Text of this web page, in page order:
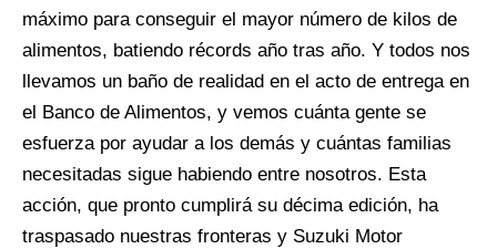
máximo para conseguir el mayor número de kilos de
alimentos, batiendo récords año tras año. Y todos nos
llevamos un baño de realidad en el acto de entrega en
el Banco de Alimentos, y vemos cuánta gente se
esfuerza por ayudar a los demás y cuántas familias
necesitadas sigue habiendo entre nosotros. Esta
acción, que pronto cumplirá su décima edición, ha
traspasado nuestras fronteras y Suzuki Motor